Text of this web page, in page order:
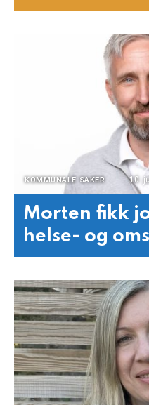
KOMMUNALE SAKER 10.
Morten fikk
helse- og